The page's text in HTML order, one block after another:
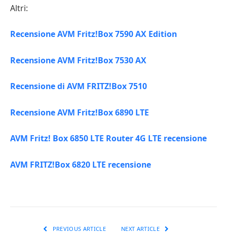
Altri:
Recensione AVM Fritz!Box 7590 AX Edition
Recensione AVM Fritz!Box 7530 AX
Recensione di AVM FRITZ!Box 7510
Recensione AVM Fritz!Box 6890 LTE
AVM Fritz! Box 6850 LTE Router 4G LTE recensione
AVM FRITZ!Box 6820 LTE recensione
PREVIOUS ARTICLE NEXT ARTICLE